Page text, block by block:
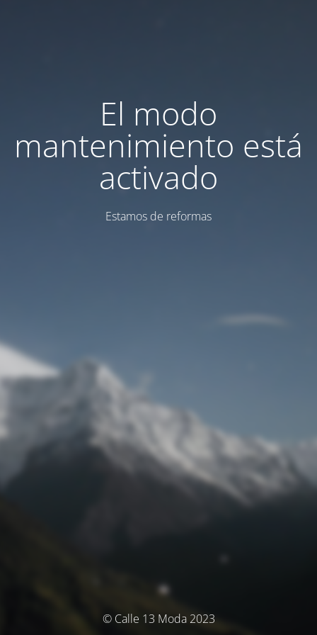
El modo
mantenimiento está
activado
Estamos de reformas
© Calle 13 Moda 2023